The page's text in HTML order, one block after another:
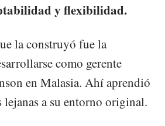
y flexibilidad.
la construyó fue la
como gerente
en Malasia. Ahí aprendió
lejanas a su entorno original.